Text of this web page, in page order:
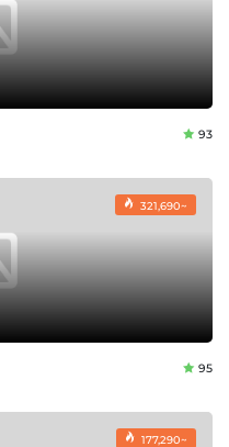
93
321,690~
95
177,290~